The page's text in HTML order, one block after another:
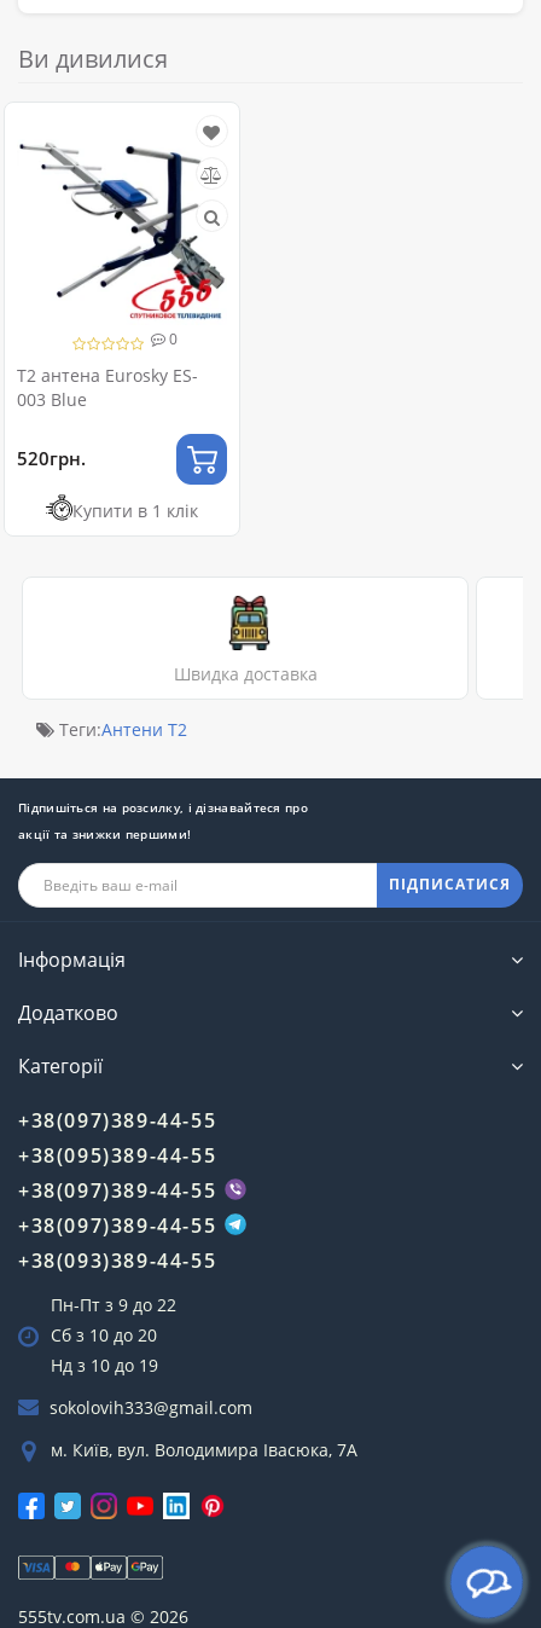
Ви дивилися
0
Т2 антена Eurosky ES-
003 Blue
520грн.
Купити в 1 клік
Швидка доставка
Теги:Антени Т2
Підпишіться на розсилку, і дізнавайтеся про
акції та знижки першими!
ПІДПИСАТИСЯ
Інформація
Додатково
Категорії
+38(097)389-44-55
+38(095)389-44-55
+38(097)389-44-55
+38(097)389-44-55
+38(093)389-44-55
Пн-Пт з 9 до 22
Сб з 10 до 20
Нд з 10 до 19
sokolovih333@gmail.com
м. Київ, вул. Володимира Івасюка, 7А
555tv.com.ua © 2026